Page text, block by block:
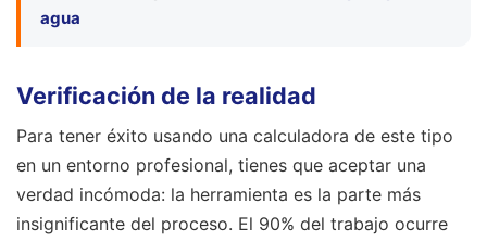
agua
Verificación de la realidad
Para tener éxito usando una calculadora de este tipo
en un entorno profesional, tienes que aceptar una
verdad incómoda: la herramienta es la parte más
insignificante del proceso. El 90% del trabajo ocurre